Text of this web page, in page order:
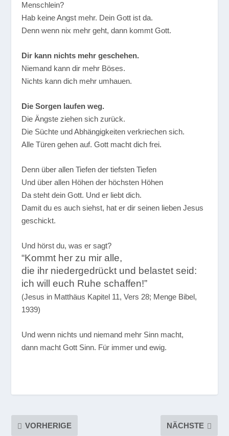
Menschlein?
Hab keine Angst mehr. Dein Gott ist da.
Denn wenn nix mehr geht, dann kommt Gott.
Dir kann nichts mehr geschehen.
Niemand kann dir mehr Böses.
Nichts kann dich mehr umhauen.
Die Sorgen laufen weg.
Die Ängste ziehen sich zurück.
Die Süchte und Abhängigkeiten verkriechen sich.
Alle Türen gehen auf. Gott macht dich frei.
Denn über allen Tiefen der tiefsten Tiefen
Und über allen Höhen der höchsten Höhen
Da steht dein Gott. Und er liebt dich.
Damit du es auch siehst, hat er dir seinen lieben Jesus
geschickt.
Und hörst du, was er sagt?
“Kommt her zu mir alle,
die ihr niedergedrückt und belastet seid:
ich will euch Ruhe schaffen!”
(Jesus in Matthäus Kapitel 11, Vers 28; Menge Bibel,
1939)
Und wenn nichts und niemand mehr Sinn macht,
dann macht Gott Sinn. Für immer und ewig.
VORHERIGE NÄCHSTE